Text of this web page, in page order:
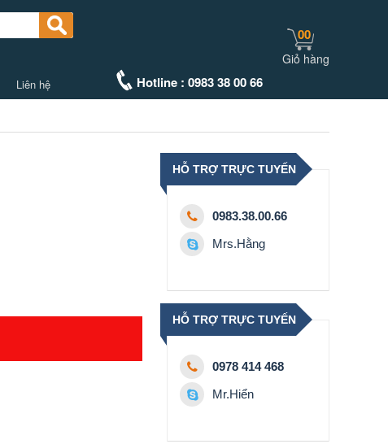
Liên hệ Hotline : 0983 38 00 66
00
Giỏ hàng
HỖ TRỢ TRỰC TUYẾN
0983.38.00.66
Mrs.Hằng
HỖ TRỢ TRỰC TUYẾN
0978 414 468
Mr.Hiển